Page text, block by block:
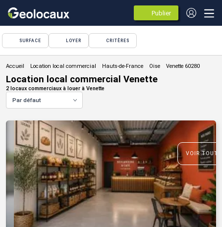
Publier
des
annonces
SURFACE LOYER CRITÈRES
Location local commercial
Location local commercial Venette
2 locaux commerciaux à louer à Venette
Par défaut
VOIR